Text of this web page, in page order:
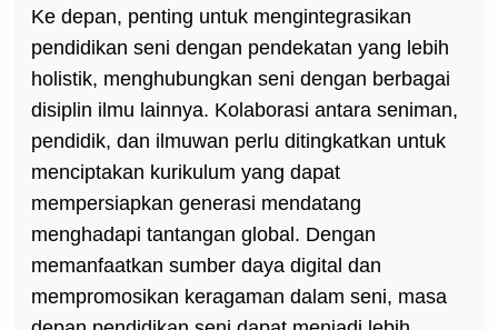
Ke depan, penting untuk mengintegrasikan
pendidikan seni dengan pendekatan yang lebih
holistik, menghubungkan seni dengan berbagai
disiplin ilmu lainnya. Kolaborasi antara seniman,
pendidik, dan ilmuwan perlu ditingkatkan untuk
menciptakan kurikulum yang dapat
mempersiapkan generasi mendatang
menghadapi tantangan global. Dengan
memanfaatkan sumber daya digital dan
mempromosikan keragaman dalam seni, masa